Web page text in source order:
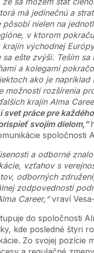
má jedinečnú a
pôsobí nielen na
v ktorom
východnej
ešte zvýši. Teším sa
a kolegami
ako je napríklad
možností rozšírenia
krajín Alma
práce pre
svojím dielom,”
spoločnosti
a odborné
vzťahov s
odborných
zodpovednosti
Career,“vraví
do spoločnosti
kde posledné štyri
Zo svojej pozície